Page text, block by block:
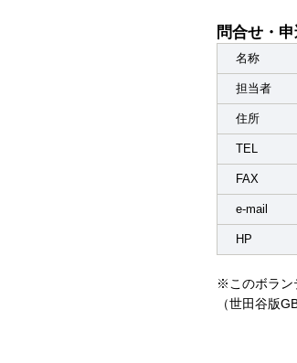
問合せ・
名称
担当者
住所
TEL
FAX
e-mail
HP
※このボラン
（世田谷版